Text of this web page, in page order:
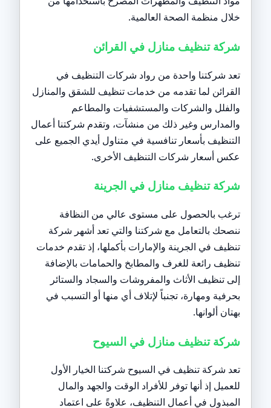
خلال منظمة الصحة العالمية.
شركة تنظيف منازل في القرائن
تعد شركتنا واحدة من رواد شركات التنظيف في
القرائن لما تقدمه من خدمات تنظيف للشقق والمنازل
والفلل والشركات والمستشفيات والمطاعم
والمدارس وغير ذلك من منشآت، وتقدم شركتنا أعمال
التنظيف بأسعار تنافسية في متناول أيدي الجميع على
عكس أسعار شركات التنظيف الأخرى.
شركة تنظيف منازل في الجرينة
ترغب بالحصول على مستوى عالي من النظافة
ننصحك بالتعامل مع شركتنا والتي تعد أشهر شركة
تنظيف في الجرينة والإمارات بأكملها، إذ تقدم خدمات
تنظيف رائعة للغرف والمطابخ والحمامات بالإضافة
إلى تنظيف الأثاث والمفروشات والسجاد والستائر
بحرفية ومهارة، تجنباً لإتلاف أي منها أو التسبب في
بهتان ألوانها.
شركة تنظيف منازل في السيوح
تعد شركة تنظيف في السيوح شركتنا الخيار الأول
للعميل إذ أنها توفر للأفراد الوقت والجهد والمال
المبذول في أعمال التنظيف، علاوةً على اعتماد